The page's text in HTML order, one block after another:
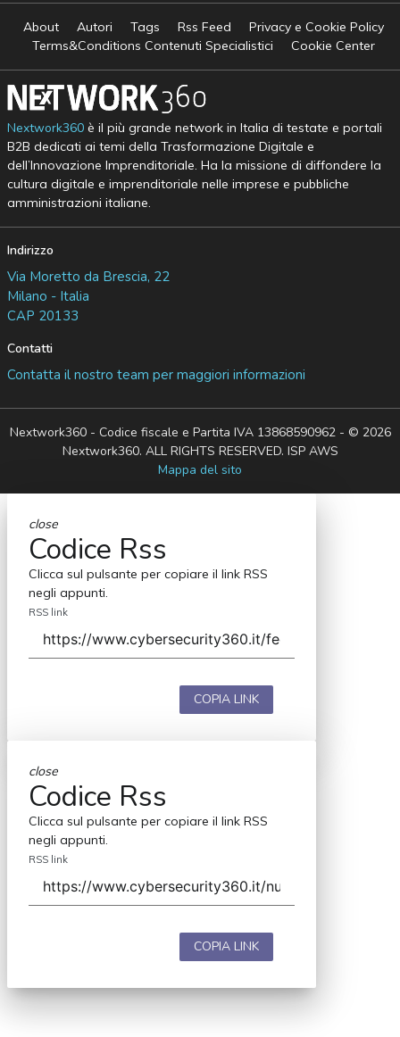
About Autori Tags Rss Feed
Privacy e Cookie Policy
Terms&Conditions Contenuti Specialistici
Cookie Center
Nextwork360è il più grande network in Italia di testate e portali
B2B dedicati ai temi della Trasformazione Digitale e
dell’Innovazione Imprenditoriale. Ha la missione di diffondere la
cultura digitale e imprenditoriale nelle imprese e pubbliche
amministrazioni italiane.
Indirizzo
Via Moretto da Brescia, 22
Milano - Italia
CAP 20133
Contatti
Contatta il nostro team per maggiori informazioni
Nextwork360 - Codice fiscale e Partita IVA 13868590962 - © 2026
Nextwork360. ALL RIGHTS RESERVED. ISP AWS
Mappa del sito
close
Codice Rss
Clicca sul pulsante per copiare il link RSS
negli appunti.
RSS link
COPIA LINK
close
Codice Rss
Clicca sul pulsante per copiare il link RSS
negli appunti.
RSS link
COPIA LINK